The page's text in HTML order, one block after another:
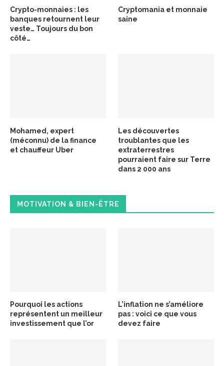
Crypto-monnaies : les
banques retournent leur
veste… Toujours du bon
côté…
Cryptomania et monnaie
saine
Mohamed, expert
(méconnu) de la finance
et chauffeur Uber
Les découvertes
troublantes que les
extraterrestres
pourraient faire sur Terre
dans 2 000 ans
MOTIVATION & BIEN-ÊTRE
Pourquoi les actions
représentent un meilleur
investissement que l’or
L’inflation ne s’améliore
pas : voici ce que vous
devez faire